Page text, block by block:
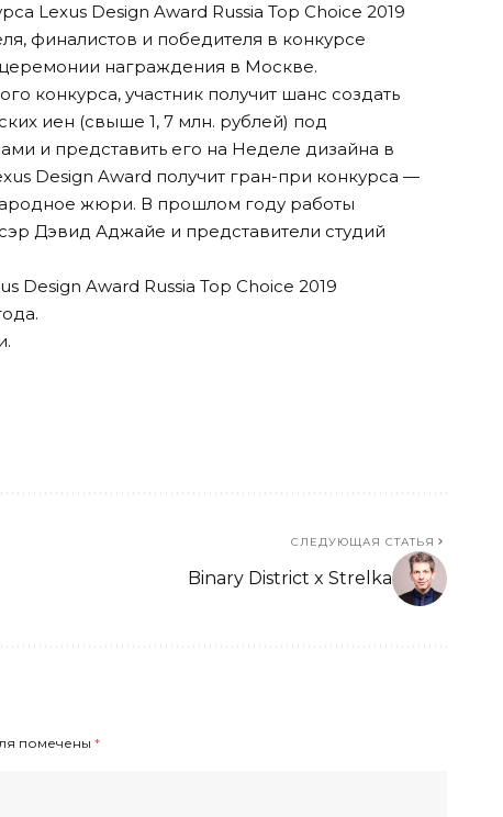
Lexus Design Award Russia Top Choice 2019
финалистов и победителя в конкурсе
церемонии награждения в Москве.
конкурса, участник получит шанс создать
иен (свыше 1, 7 млн. рублей) под
и представить его на Неделе дизайна в
Design Award получит гран-при конкурса —
жюри. В прошлом году работы
Дэвид Аджайе и представители студий
Design Award Russia Top Choice 2019
СЛЕДУЮЩАЯ СТАТЬЯ
Binary District x Strelka
помечены *